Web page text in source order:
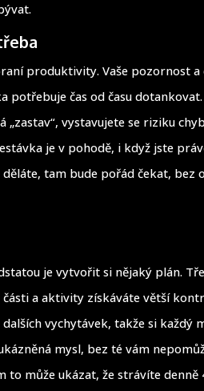
produktivity. Vaše pozornost a
čas od času dotankovat.
vystavujete se riziku
je v pohodě, i když jste
tam bude pořád čekat, bez
je vytvořit si nějaký plán.
a aktivity získáváte větší
vychytávek, takže si každý
mysl, bez té vám
to může ukázat, že strávíte denně